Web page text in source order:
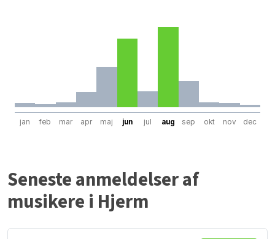
jan feb mar apr maj jun jul aug sep okt nov dec
Seneste anmeldelser af
musikere i Hjerm